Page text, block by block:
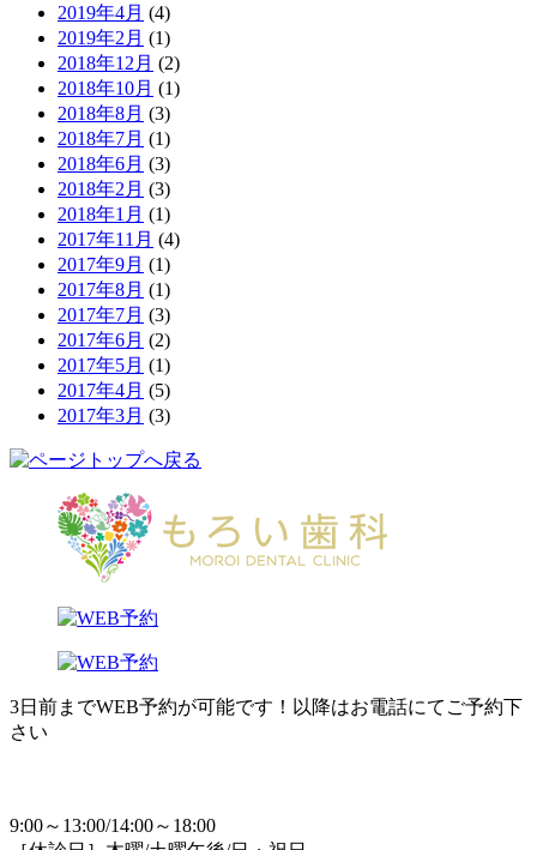
2019年4月 (4)
2019年2月 (1)
2018年12月 (2)
2018年10月 (1)
2018年8月 (3)
2018年7月 (1)
2018年6月 (3)
2018年2月 (3)
2018年1月 (1)
2017年11月 (4)
2017年9月 (1)
2017年8月 (1)
2017年7月 (3)
2017年6月 (2)
2017年5月 (1)
2017年4月 (5)
2017年3月 (3)
3日前までWEB予約が可能です！以降はお電話にてご予約下
さい
9:00～13:00/14:00～18:00